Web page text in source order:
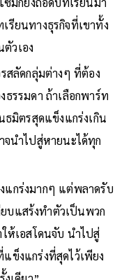
รียนทางธุรกิจที่เขาทั้ง
ตัวเอง
รสลัดกลุ่มต่างๆ ที่ต้อง
รรมดา ถ้าเลือกพาร์ท
ธมิตรสุดแข็งแกร่งเกิน
จนำไปสู่หายนะได้ทุก
กร่งมากๆ แต่พลาดรับ
บแสร้งทำตัวเป็นพวก
ห้เอสโดนจับ นำไปสู่
ข็งแกร่งที่สุดไว้เพียง